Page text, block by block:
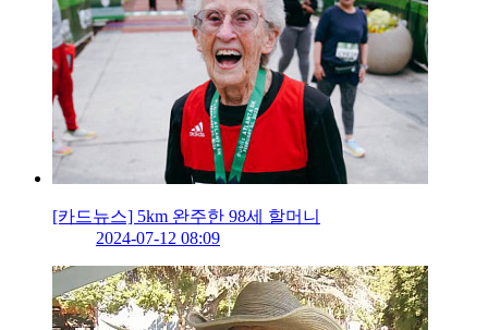
[카드뉴스] 5km 완주한 98세 할머니
2024-07-12 08:09